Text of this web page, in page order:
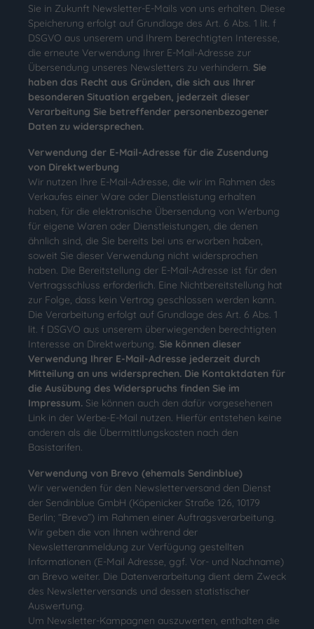
Sie in Zukunft Newsletter-E-Mails von uns erhalten. Diese
Speicherung erfolgt auf Grundlage des Art. 6 Abs. 1 lit. f
DSGVO aus unserem und Ihrem berechtigten Interesse,
die erneute Verwendung Ihrer E-Mail-Adresse zur
Übersendung unseres Newsletters zu verhindern. Sie
haben das Recht aus Gründen, die sich aus Ihrer
besonderen Situation ergeben, jederzeit dieser
Verarbeitung Sie betreffender personenbezogener
Daten zu widersprechen.
Verwendung der E-Mail-Adresse für die Zusendung
von Direktwerbung
Wir nutzen Ihre E-Mail-Adresse, die wir im Rahmen des
Verkaufes einer Ware oder Dienstleistung erhalten
haben, für die elektronische Übersendung von Werbung
für eigene Waren oder Dienstleistungen, die denen
ähnlich sind, die Sie bereits bei uns erworben haben,
soweit Sie dieser Verwendung nicht widersprochen
haben. Die Bereitstellung der E-Mail-Adresse ist für den
Vertragsschluss erforderlich. Eine Nichtbereitstellung hat
zur Folge, dass kein Vertrag geschlossen werden kann.
Die Verarbeitung erfolgt auf Grundlage des Art. 6 Abs. 1
lit. f DSGVO aus unserem überwiegenden berechtigten
Interesse an Direktwerbung. Sie können dieser
Verwendung Ihrer E-Mail-Adresse jederzeit durch
Mitteilung an uns widersprechen. Die Kontaktdaten für
die Ausübung des Widerspruchs finden Sie im
Impressum. Sie können auch den dafür vorgesehenen
Link in der Werbe-E-Mail nutzen. Hierfür entstehen keine
anderen als die Übermittlungskosten nach den
Basistarifen.
Verwendung von Brevo (ehemals Sendinblue)
Wir verwenden für den Newsletterversand den Dienst
der Sendinblue GmbH (Köpenicker Straße 126, 10179
Berlin; “Brevo”) im Rahmen einer Auftragsverarbeitung.
Wir geben die von Ihnen während der
Newsletteranmeldung zur Verfügung gestellten
Informationen (E-Mail Adresse, ggf. Vor- und Nachname)
an Brevo weiter. Die Datenverarbeitung dient dem Zweck
des Newsletterversands und dessen statistischer
Auswertung.
Um Newsletter-Kampagnen auszuwerten, enthalten die